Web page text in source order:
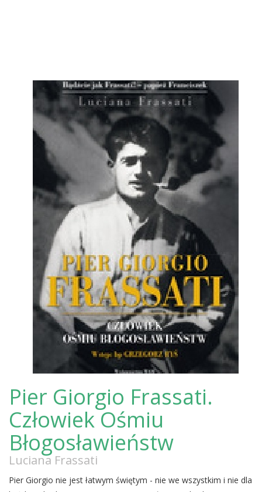
Pier Giorgio Frassati.
Człowiek Ośmiu
Błogosławieństw
Luciana Frassati
Pier Giorgio nie jest łatwym świętym - nie we wszystkim i nie dla